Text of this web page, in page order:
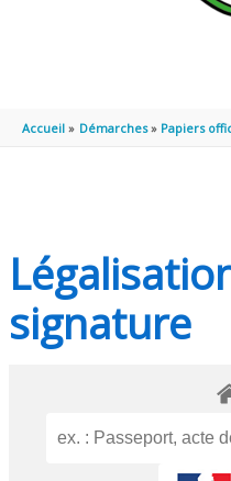
Accueil Démarches Papiers
signature